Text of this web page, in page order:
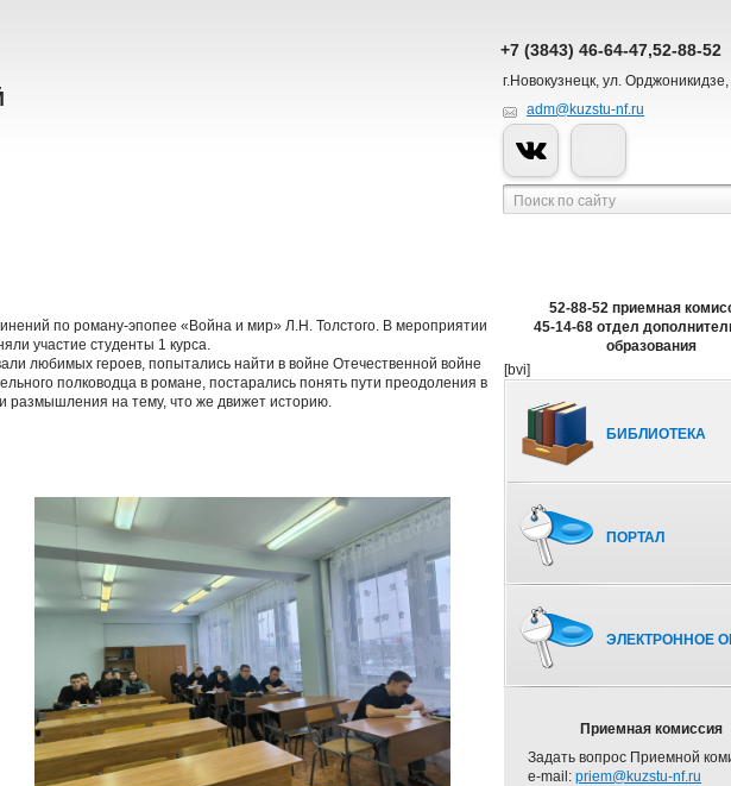
+7 (3843) 46-64-47,52-88-52
г.Новокузнецк, ул.
adm@kuzstu-nf.ru
по роману-эпопее «Война и мир» Л.Н. Толстого. В мероприятии
участие студенты 1 курса.
любимых героев, попытались найти в войне Отечественной войне
полководца в романе, постарались понять пути преодоления в
размышления на тему, что же движет историю.
52-88-52 приемная
45-14-68 отдел
образования
[bvi]
БИБЛИОТЕКА
ПОРТАЛ
ЭЛЕКТРОННОЕ
Приемная комиссия
Задать вопрос Приемной
e-mail: priem@kuzstu-nf.ru